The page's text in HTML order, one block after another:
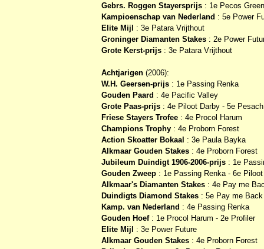
Gebrs. Roggen Stayersprijs : 1e Pecos
Kampioenschap van Nederland : 5e Power
Elite Mijl
: 3e Patara Vrijthout
Groninger Diamanten Stakes : 2e Power
Grote Kerst-prijs : 3e Patara Vrijthout
Achtjarigen (2006):
W.H. Geersen-prijs : 1e Passing Renka
Gouden Paard : 4e Pacific Valley
Grote Paas-prijs : 4e Piloot Darby - 5e
Friese Stayers Trofee : 4e Procol Harum
Champions Trophy : 4e Proborn Forest
Action Skoatter Bokaal : 3e Paula Bayka
Alkmaar Gouden Stakes : 4e Proborn Forest
Jubileum Duindigt 1906-2006-prijs : 1e
Gouden Zweep : 1e Passing Renka - 6e
Alkmaar's Diamanten Stakes : 4e Pay me
Duindigts Diamond Stakes : 5e Pay me Back
Kamp. van Nederland : 4e Passing Renka
Gouden Hoef: 1e Procol Harum - 2e Profiler
Elite Mijl
: 3e Power Future
Alkmaar Gouden Stakes : 4e Proborn Forest